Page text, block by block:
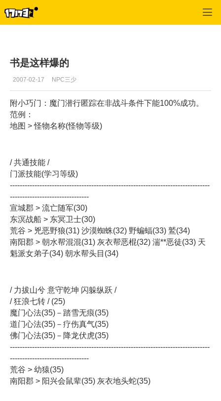
书是这样爆的
2007-02-17 NPC三少
附小巧门：魔门潜行匿踪在非战斗条件下能100%成功。
范例：
地图 > 怪物名称(怪物等级)
/ 共通技能 /
门派技能(学习等级)
---------------------------------------------------------------------------------
--------------------------------
宣城郡 > 流亡随军(30)
东溟战船 > 东冥卫士(30)
荒谷 > 兇恶野狼(31) 沙漠蜘蛛(32) 野蝙蝠(33) 鷲(34)
南阳郡 > 朝水帮混混(31) 灰衣帮恶棍(32) 湍**恶徒(33) 天
魁派女弟子(34) 朝水帮头目(34)
/ 力拔山兮 意守乾坤 闪躲纵跃 /
/ 狂浪七转 / (25)
魔门心法(35)－踏雪无痕(35)
道门心法(35)－疗伤真气(35)
佛门心法(35)－降龙伏虎(35)
---------------------------------------------------------------------------------
--------------------------------
荒谷 > 幼猿(35)
南阳郡 > 阳兴会鼠辈(35) 灰衣地头蛇(35)